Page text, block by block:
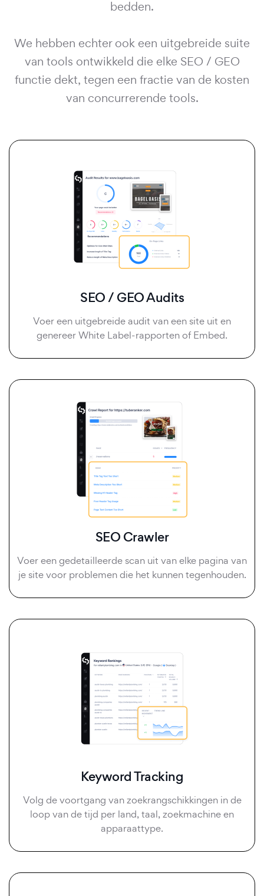
bedden.
We hebben echter ook een uitgebreide suite
van tools ontwikkeld die elke SEO / GEO
functie dekt, tegen een fractie van de kosten
van concurrerende tools.
SEO / GEO Audits
Voer een uitgebreide audit van een site uit en
genereer White Label-rapporten of Embed.
SEO Crawler
Voer een gedetailleerde scan uit van elke pagina van
je site voor problemen die het kunnen tegenhouden.
Keyword Tracking
Volg de voortgang van zoekrangschikkingen in de
loop van de tijd per land, taal, zoekmachine en
apparaattype.